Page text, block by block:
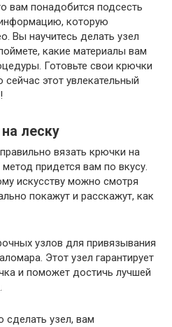
вам понадобится подсесть
которую
Вы научитесь делать узел
какие материалы вам
Готовьте свои крючки
сейчас этот увлекательный
леску
вязать крючки на
придется вам по вкусу.
искусству можно смотря
покажут и расскажут, как
узлов для привязывания
Этот узел гарантирует
и поможет достичь лучшей
сделать узел, вам